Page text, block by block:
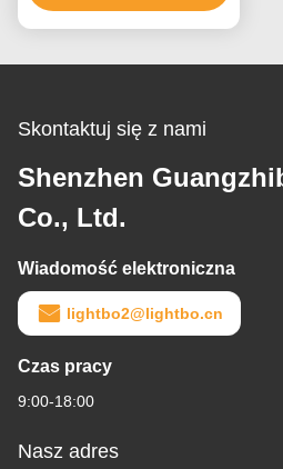
Skontaktuj się z nami
Shenzhen
Co., Ltd.
Wiadomość elektroniczna
lightbo2@lightbo.cn
Czas pracy
9:00-18:00
Nasz adres